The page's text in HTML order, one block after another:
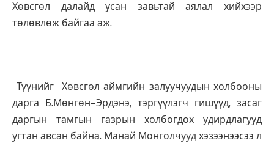
Хөвсгөл далайд усан завьтай аялал хийхээр
төлөвлөж байгаа аж.
Түүнийг Хөвсгөл аймгийн залуучуудын холбооны
дарга Б.Мөнгөн–Эрдэнэ, тэргүүлэгч гишүүд, засаг
даргын тамгын газрын холбогдох удирдлагууд
угтан авсан байна. Манай Монголчууд хэзээнээсээ л